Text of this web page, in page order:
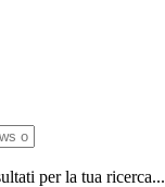
per la tua ricerca...